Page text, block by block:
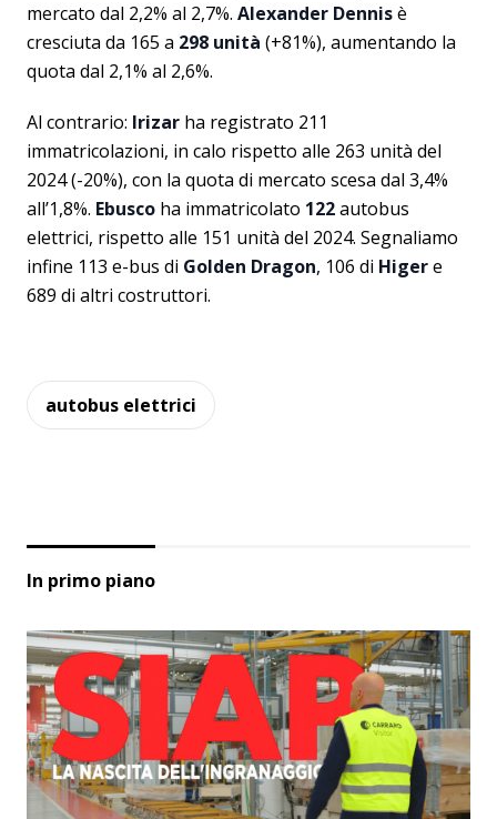
mercato dal 2,2% al 2,7%. Alexander Dennisè
cresciuta da 165 a 298 unità (+81%), aumentando la
quota dal 2,1% al 2,6%.
Al contrario: Irizar ha registrato 211
immatricolazioni, in calo rispetto alle 263 unità del
2024 (-20%), con la quota di mercato scesa dal 3,4%
all’1,8%. Ebusco ha immatricolato 122autobus
elettrici, rispetto alle 151 unità del 2024. Segnaliamo
infine 113 e-bus di Golden Dragon, 106 di Higere
689 di altri costruttori.
autobus elettrici
In primo piano